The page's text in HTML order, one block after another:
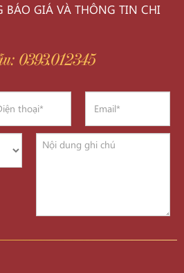
GIÁ VÀ THÔNG TIN CHI
0393.012345